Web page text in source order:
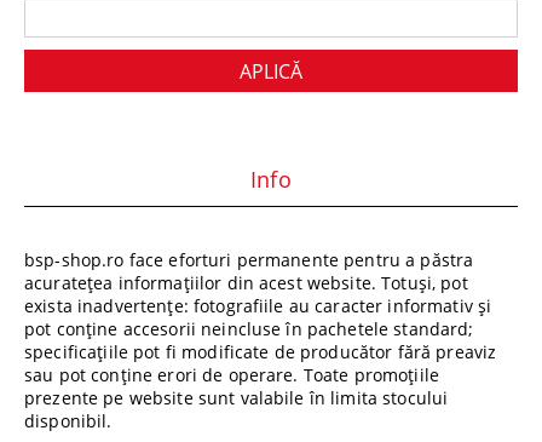
Info
bsp-shop.ro face eforturi permanente pentru a păstra
acuratețea informațiilor din acest website. Totuși, pot
exista inadvertențe: fotografiile au caracter informativ și
pot conține accesorii neincluse în pachetele standard;
specificațiile pot fi modificate de producător fără preaviz
sau pot conține erori de operare. Toate promoțiile
prezente pe website sunt valabile în limita stocului
disponibil.